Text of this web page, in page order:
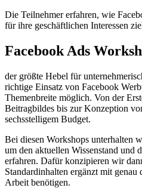
Die Teilnehmer erfahren, wie
für ihre geschäftlichen Interessen
Facebook Ads
der größte Hebel für
richtige Einsatz von Facebook
Themenbreite möglich. Von der
Beitragbildes bis zur Konzeption
sechsstelligem Budget.
Bei diesen Workshops unterhalten
um den aktuellen Wissenstand und
erfahren. Dafür konzipieren wir
Standardinhalten ergänzt mit
Arbeit benötigen.